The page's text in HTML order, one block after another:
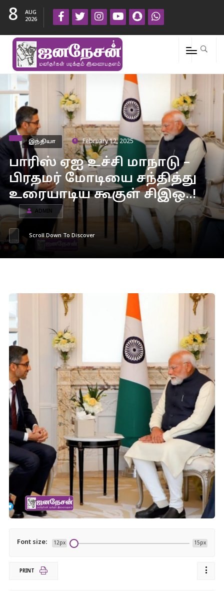
8
AUG
2026
இந்தியா February 12, 2025
பாரிஸ் ஏஐ உச்சி மாநாடு –
பிரதமர் மோடியை சந்தித்து
உரையாடிய கூகுள் சிஇஒ..!
ADMIN
Scroll Down To Discover
Font size: 12px 15px
PRINT